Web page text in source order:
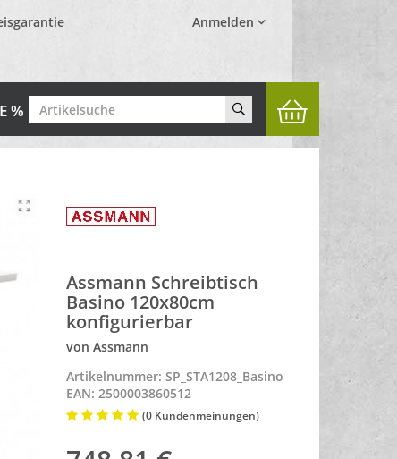
Anmelden
%
Assmann Schreibtisch
Basino 120x80cm
konfigurierbar
von Assmann
Artikelnummer: SP_STA1208_Basino
EAN: 2500003860512
(0 Kundenmeinungen)